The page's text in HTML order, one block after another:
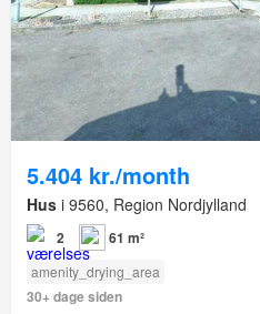
5.404 kr./month
Hus i 9560, Region Nordjylland
2 61 m²
amenity_drying_area
30+ dage siden